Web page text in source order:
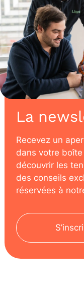
La
Recevez un
dans votre
découvrir les
des conseils
réservées à